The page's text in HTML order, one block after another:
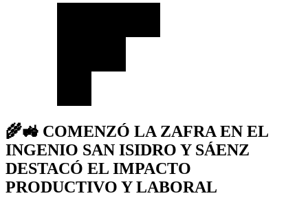
🌾🚜 COMENZÓ LA ZAFRA EN EL
INGENIO SAN ISIDRO Y SÁENZ
DESTACÓ EL IMPACTO
PRODUCTIVO Y LABORAL